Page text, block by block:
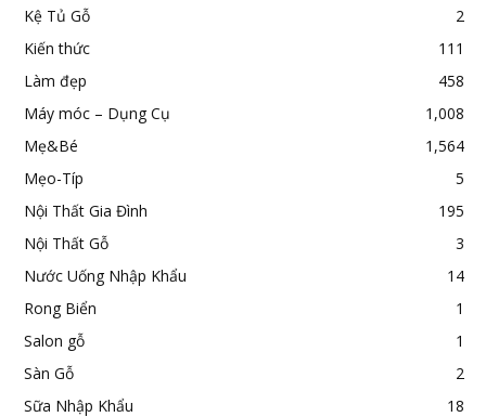
Kệ Tủ Gỗ
2
Kiến thức
111
Làm đẹp
458
Máy móc – Dụng Cụ
1,008
Mẹ&Bé
1,564
Mẹo-Típ
5
Nội Thất Gia Đình
195
Nội Thất Gỗ
3
Nước Uống Nhập Khẩu
14
Rong Biển
1
Salon gỗ
1
Sàn Gỗ
2
Sữa Nhập Khẩu
18